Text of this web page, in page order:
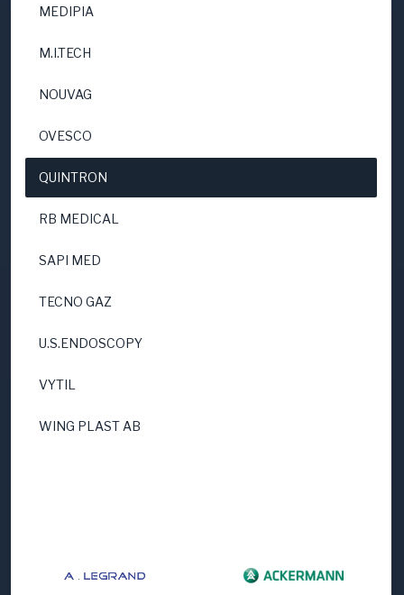
MEDIPIA
M.I.TECH
NOUVAG
OVESCO
QUINTRON
RB MEDICAL
SAPI MED
TECNO GAZ
U.S.ENDOSCOPY
VYTIL
WING PLAST AB